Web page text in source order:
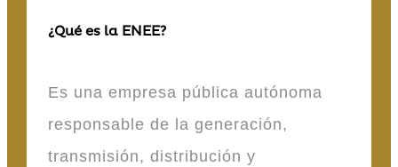
¿Qué es la ENEE?
Es una empresa pública autónoma
responsable de la generación,
transmisión, distribución y